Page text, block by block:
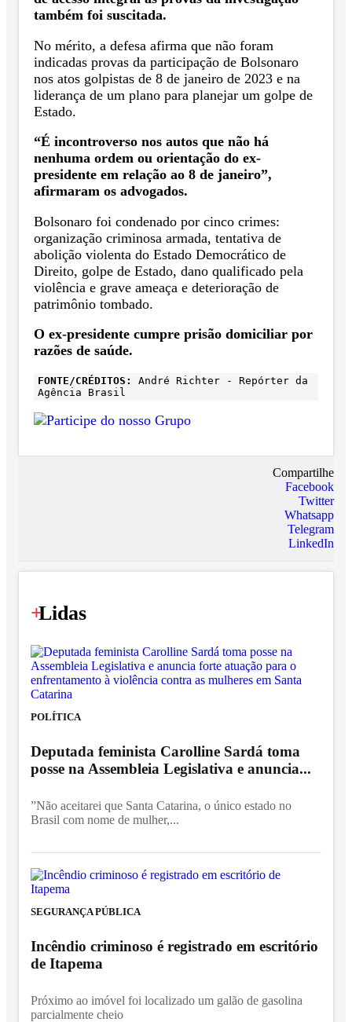
também foi suscitada.
No mérito, a defesa afirma que não foram
indicadas provas da participação de Bolsonaro
nos atos golpistas de 8 de janeiro de 2023 e na
liderança de um plano para planejar um golpe de
Estado.
“É incontroverso nos autos que não há
nenhuma ordem ou orientação do ex-
presidente em relação ao 8 de janeiro”,
afirmaram os advogados.
Bolsonaro foi condenado por cinco crimes:
organização criminosa armada, tentativa de
abolição violenta do Estado Democrático de
Direito, golpe de Estado, dano qualificado pela
violência e grave ameaça e deterioração de
patrimônio tombado.
O ex-presidente cumpre prisão domiciliar por
razões de saúde.
FONTE/CRÉDITOS:
André Richter - Repórter da
Agência Brasil
Compartilhe
Facebook
Twitter
Whatsapp
Telegram
LinkedIn
+
Lidas
POLÍTICA
Deputada feminista Carolline Sardá toma
posse na Assembleia Legislativa e anuncia...
”Não aceitarei que Santa Catarina, o único estado no
Brasil com nome de mulher,...
SEGURANÇA PÚBLICA
Incêndio criminoso é registrado em escritório
de Itapema
Próximo ao imóvel foi localizado um galão de gasolina
parcialmente cheio